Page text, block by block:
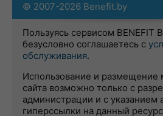
© 2007-2026 Benefit.by
Пользуясь сервисом BENEFIT
безусловно соглашаетесь с
обслуживания.
Использование и размещение
сайта возможно только с
администрации и с указанием
гиперссылки на данный ресурс